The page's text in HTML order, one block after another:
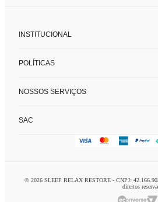
INSTITUCIONAL
Nossas lojas
POLÍTICAS
Trocas e devoluções
NOSSOS SERVIÇOS
Charada concierge
SAC
logistca@charada.com.br
© 2026 SLEEP RELAX RESTORE - CNPJ:
direitos